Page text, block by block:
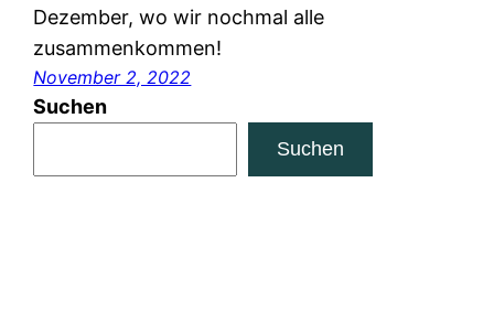
Dezember, wo wir nochmal alle
zusammenkommen!
November 2, 2022
Suchen
Suchen